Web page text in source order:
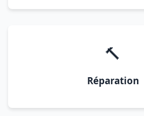
🔨
Réparation